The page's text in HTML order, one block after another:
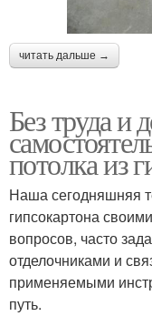
читать дальше →
Без труда и
потолка из
Наша сегодняшняя
гипсокартона
вопросов, часто
отделочниками и
применяемыми
путь.